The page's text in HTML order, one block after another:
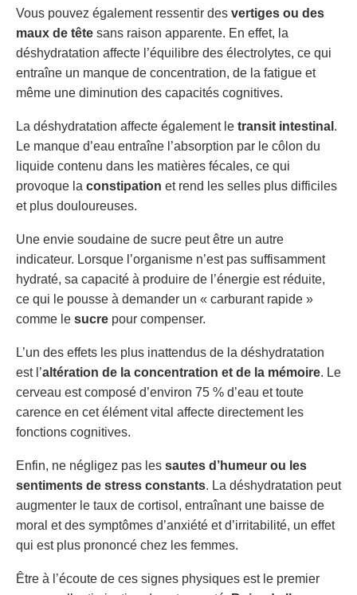
Vous pouvez également ressentir des vertiges ou des
maux de tête sans raison apparente. En effet, la
déshydratation affecte l’équilibre des électrolytes, ce qui
entraîne un manque de concentration, de la fatigue et
même une diminution des capacités cognitives.
La déshydratation affecte également le transit intestinal .
Le manque d’eau entraîne l’absorption par le côlon du
liquide contenu dans les matières fécales, ce qui
provoque la constipation et rend les selles plus difficiles
et plus douloureuses.
Une envie soudaine de sucre peut être un autre
indicateur. Lorsque l’organisme n’est pas suffisamment
hydraté, sa capacité à produire de l’énergie est réduite,
ce qui le pousse à demander un « carburant rapide »
comme le sucre pour compenser.
L’un des effets les plus inattendus de la déshydratation
est l’altération de la concentration et de la mémoire. Le
cerveau est composé d’environ 75 % d’eau et toute
carence en cet élément vital affecte directement les
fonctions cognitives.
Enfin, ne négligez pas les sautes d’humeur ou les
sentiments de stress constants. La déshydratation peut
augmenter le taux de cortisol, entraînant une baisse de
moral et des symptômes d’anxiété et d’irritabilité, un effet
qui est plus prononcé chez les femmes.
Être à l’écoute de ces signes physiques est le premier